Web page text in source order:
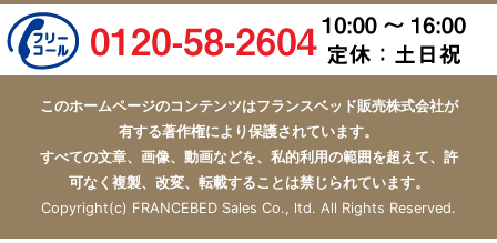
このホームページのコンテンツはフランスベッド販売株式会社が
有する著作権により保護されています。
すべての文章、画像、動画などを、私的利用の範囲を超えて、許
可なく複製、改変、転載することは禁じられています。
Copyright(c) FRANCEBED Sales Co., ltd. All Rights Reserved.